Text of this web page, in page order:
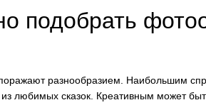
подобрать
разнообразием. Наибольшим
любимых сказок. Креативным может